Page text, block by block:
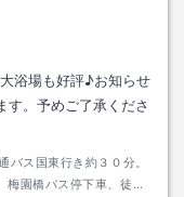
浴場も好評♪お知らせ
す。予めご了承くださ
バス国東行き約３０分。
梅園橋バス停下車、徒歩